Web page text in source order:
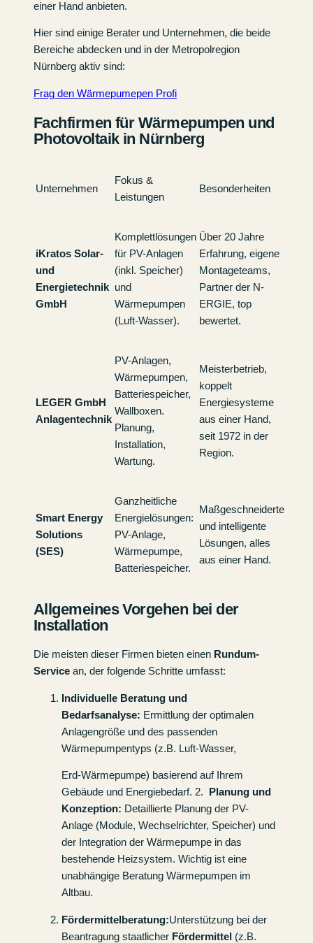
einer Hand anbieten.
Hier sind einige Berater und Unternehmen, die beide
Bereiche abdecken und in der Metropolregion
Nürnberg aktiv sind:
Frag den Wärmepumepen Profi
Fachfirmen für Wärmepumpen und
Photovoltaik in Nürnberg
Unternehmen
Fokus &
Leistungen
Besonderheiten
iKratos Solar-
und
Energietechnik
GmbH
Komplettlösungen
für PV-Anlagen
(inkl. Speicher)
und
Wärmepumpen
(Luft-Wasser).
Über 20 Jahre
Erfahrung, eigene
Montageteams,
Partner der N-
ERGIE, top
bewertet.
LEGER GmbH
Anlagentechnik
PV-Anlagen,
Wärmepumpen,
Batteriespeicher,
Wallboxen.
Planung,
Installation,
Wartung.
Meisterbetrieb,
koppelt
Energiesysteme
aus einer Hand,
seit 1972 in der
Region.
Smart Energy
Solutions
(SES)
Ganzheitliche
Energielösungen:
PV-Anlage,
Wärmepumpe,
Batteriespeicher.
Maßgeschneiderte
und intelligente
Lösungen, alles
aus einer Hand.
Allgemeines Vorgehen bei der
Installation
Die meisten dieser Firmen bieten einen Rundum-
Service an, der folgende Schritte umfasst:
Individuelle Beratung und
Bedarfsanalyse: Ermittlung der optimalen
Anlagengröße und des passenden
Wärmepumpentyps (z.B. Luft-Wasser,
Erd-Wärmepumpe) basierend auf Ihrem
Gebäude und Energiebedarf. 2.
Planung und
Konzeption: Detaillierte Planung der PV-
Anlage (Module, Wechselrichter, Speicher) und
der Integration der Wärmepumpe in das
bestehende Heizsystem. Wichtig ist eine
unabhängige Beratung Wärmepumpen im
Altbau.
Fördermittelberatung:Unterstützung bei der
Beantragung staatlicher Fördermittel (z.B.